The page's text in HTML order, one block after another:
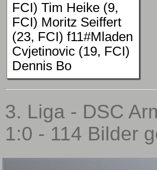
FCI) Tim Heike (9,
FCI) Moritz Seiffert
(23, FCI) f11#Mladen
Cvjetinovic (19, FCI)
Dennis Bo
3. Liga - DSC
1:0 - 114 Bilder